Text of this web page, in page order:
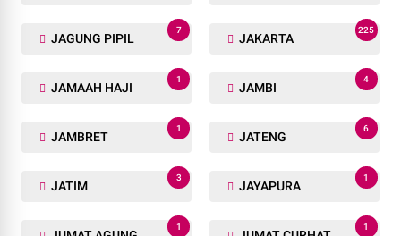
JAGUNG PIPIL
7
JAKARTA
225
JAMAAH HAJI
1
JAMBI
4
JAMBRET
1
JATENG
6
JATIM
3
JAYAPURA
1
1 1